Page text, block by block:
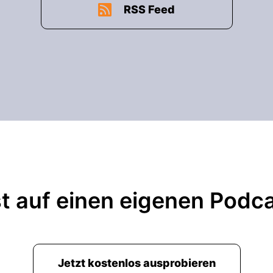
RSS Feed
auf einen eigenen
Jetzt kostenlos ausprobieren